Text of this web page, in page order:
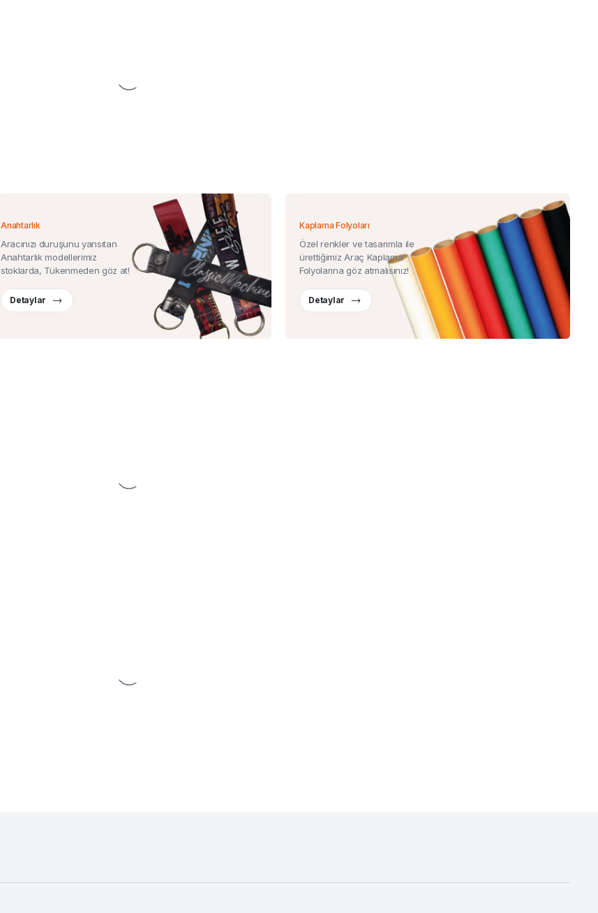
Anahtarlık
Aracınızı duruşunu yansıtan
Anahtarlık modellerimiz
stoklarda, Tükenmeden göz at!
Detaylar
Kaplama Folyoları
Özel renkler ve tasarımla ile
ürettiğimiz Araç Kaplama
Folyolarına göz atmalısınız!
Detaylar